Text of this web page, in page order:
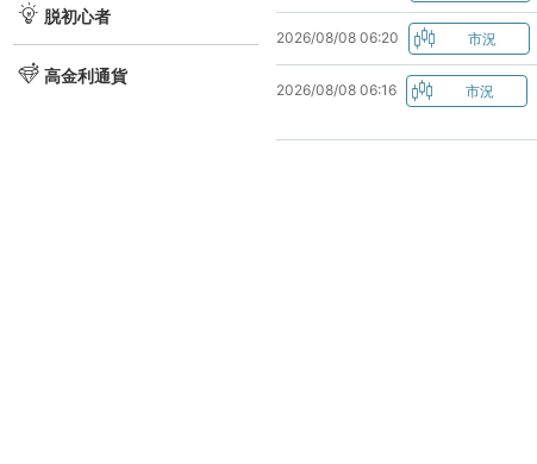
脱初心者
高金利通貨
2026/08/08 06:20
2026/08/08 06:16